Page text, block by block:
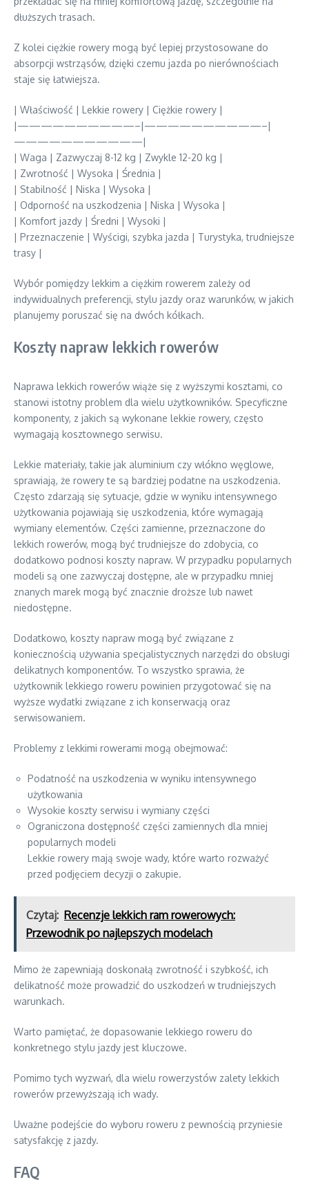
dłuższych trasach.
Z kolei ciężkie rowery mogą być lepiej przystosowane do
absorpcji wstrząsów, dzięki czemu jazda po nierównościach
staje się łatwiejsza.
| Właściwość | Lekkie rowery | Ciężkie rowery |
|——————————–|——————————–|
———————————|
| Waga | Zazwyczaj 8-12 kg | Zwykle 12-20 kg |
| Zwrotność | Wysoka | Średnia |
| Stabilność | Niska | Wysoka |
| Odporność na uszkodzenia | Niska | Wysoka |
| Komfort jazdy | Średni | Wysoki |
| Przeznaczenie | Wyścigi, szybka jazda | Turystyka, trudniejsze
trasy |
Wybór pomiędzy lekkim a ciężkim rowerem zależy od
indywidualnych preferencji, stylu jazdy oraz warunków, w jakich
planujemy poruszać się na dwóch kółkach.
Koszty napraw lekkich rowerów
Naprawa lekkich rowerów wiąże się z wyższymi kosztami, co
stanowi istotny problem dla wielu użytkowników. Specyficzne
komponenty, z jakich są wykonane lekkie rowery, często
wymagają kosztownego serwisu.
Lekkie materiały, takie jak aluminium czy włókno węglowe,
sprawiają, że rowery te są bardziej podatne na uszkodzenia.
Często zdarzają się sytuacje, gdzie w wyniku intensywnego
użytkowania pojawiają się uszkodzenia, które wymagają
wymiany elementów. Części zamienne, przeznaczone do
lekkich rowerów, mogą być trudniejsze do zdobycia, co
dodatkowo podnosi koszty napraw. W przypadku popularnych
modeli są one zazwyczaj dostępne, ale w przypadku mniej
znanych marek mogą być znacznie droższe lub nawet
niedostępne.
Dodatkowo, koszty napraw mogą być związane z
koniecznością używania specjalistycznych narzędzi do obsługi
delikatnych komponentów. To wszystko sprawia, że
użytkownik lekkiego roweru powinien przygotować się na
wyższe wydatki związane z ich konserwacją oraz
serwisowaniem.
Problemy z lekkimi rowerami mogą obejmować:
Podatność na uszkodzenia w wyniku intensywnego
użytkowania
Wysokie koszty serwisu i wymiany części
Ograniczona dostępność części zamiennych dla mniej
popularnych modeli
Lekkie rowery mają swoje wady, które warto rozważyć
przed podjęciem decyzji o zakupie.
Czytaj: Recenzje lekkich ram rowerowych:
Przewodnik po najlepszych modelach
Mimo że zapewniają doskonałą zwrotność i szybkość, ich
delikatność może prowadzić do uszkodzeń w trudniejszych
warunkach.
Warto pamiętać, że dopasowanie lekkiego roweru do
konkretnego stylu jazdy jest kluczowe.
Pomimo tych wyzwań, dla wielu rowerzystów zalety lekkich
rowerów przewyższają ich wady.
Uważne podejście do wyboru roweru z pewnością przyniesie
satysfakcję z jazdy.
FAQ